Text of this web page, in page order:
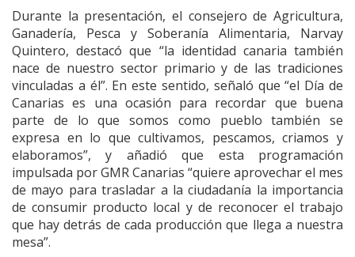
Durante la presentación, el consejero de Agricultura,
Ganadería, Pesca y Soberanía Alimentaria, Narvay
Quintero, destacó que “la identidad canaria también
nace de nuestro sector primario y de las tradiciones
vinculadas a él”. En este sentido, señaló que “el Día de
Canarias es una ocasión para recordar que buena
parte de lo que somos como pueblo también se
expresa en lo que cultivamos, pescamos, criamos y
elaboramos”, y añadió que esta programación
impulsada por GMR Canarias “quiere aprovechar el mes
de mayo para trasladar a la ciudadanía la importancia
de consumir producto local y de reconocer el trabajo
que hay detrás de cada producción que llega a nuestra
mesa”.